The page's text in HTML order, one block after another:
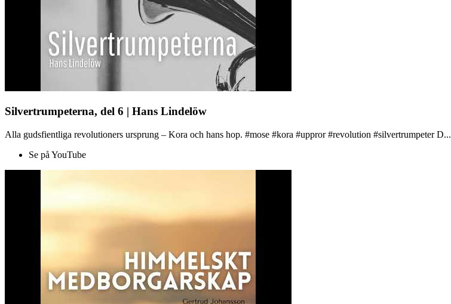
Silvertrumpeterna, del 6 | Hans Lindelöw
Alla gudsfientliga revolutioners ursprung – Kora och hans hop. #mose #kora #uppror #revolution #silvertrumpeter D...
Se på YouTube